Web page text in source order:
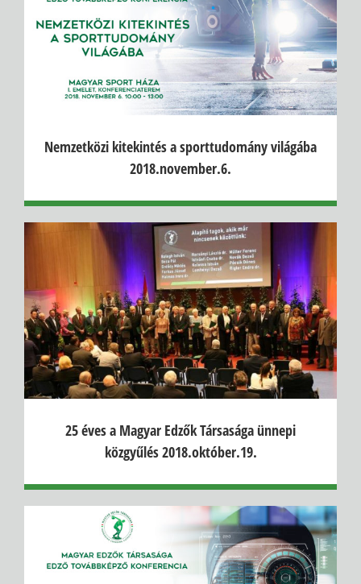
Nemzetközi kitekintés a sporttudomány világába
2018.november.6.
25 éves a Magyar Edzők Társasága ünnepi
közgyűlés 2018.október.19.